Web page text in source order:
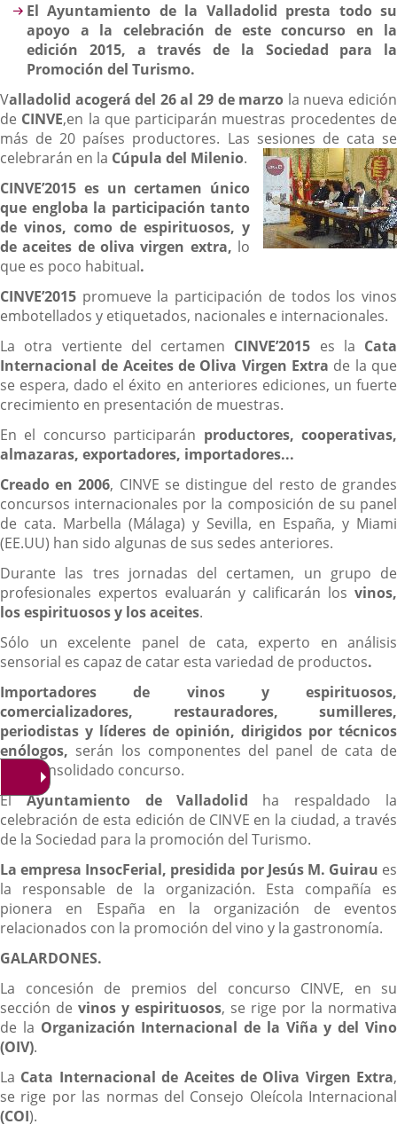
El Ayuntamiento de la Valladolid presta todo su
apoyo a la celebración de este concurso en la
edición 2015, a través de la Sociedad para la
Promoción del Turismo.
Valladolid acogerá del 26 al 29 de marzo la nueva edición
de CINVE,en la que participarán muestras procedentes de
más de 20 países productores. Las sesiones de cata se
celebrarán en la Cúpula del Milenio.
CINVE’2015 es un certamen único
que engloba la participación tanto
de vinos, como de espirituosos, y
de aceites de oliva virgen extra, lo
que es poco habitual.
CINVE’2015 promueve la participación de todos los vinos
embotellados y etiquetados, nacionales e internacionales.
La otra vertiente del certamen CINVE’2015 es la Cata
Internacional de Aceites de Oliva Virgen Extra de la que
se espera, dado el éxito en anteriores ediciones, un fuerte
crecimiento en presentación de muestras.
En el concurso participarán productores, cooperativas,
almazaras, exportadores, importadores...
Creado en 2006, CINVE se distingue del resto de grandes
concursos internacionales por la composición de su panel
de cata. Marbella (Málaga) y Sevilla, en España, y Miami
(EE.UU) han sido algunas de sus sedes anteriores.
Durante las tres jornadas del certamen, un grupo de
profesionales expertos evaluarán y calificarán los vinos,
los espirituosos y los aceites.
Sólo un excelente panel de cata, experto en análisis
sensorial es capaz de catar esta variedad de productos.
Importadores de vinos y espirituosos,
comercializadores, restauradores, sumilleres,
periodistas y líderes de opinión, dirigidos por técnicos
enólogos, serán los componentes del panel de cata de
este consolidado concurso.
ElAyuntamiento de Valladolid ha respaldado la
celebración de esta edición de CINVE en la ciudad, a través
de la Sociedad para la promoción del Turismo.
La empresa InsocFerial, presidida por Jesús M. Guirau es
la responsable de la organización. Esta compañía es
pionera en España en la organización de eventos
relacionados con la promoción del vino y la gastronomía.
GALARDONES.
La concesión de premios del concurso CINVE, en su
sección de vinos y espirituosos, se rige por la normativa
de la Organización Internacional de la Viña y del Vino
(OIV).
La Cata Internacional de Aceites de Oliva Virgen Extra,
se rige por las normas del Consejo Oleícola Internacional
(COI).